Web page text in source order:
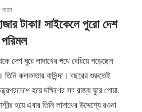
টাকা! সাইকেলে পুরো দেশ
দেশ ঘুরে লাদাখের পথে বেরিয়ে পড়েছেন
কলকাতার বাসিন্দা। বছরের শুরুতেই
হয়ে দক্ষিণের সব রাজ্য ঘুরে গোয়া,
হয়ে এবার তিনি লাদাখের উদ্দেশ্যে রওনা